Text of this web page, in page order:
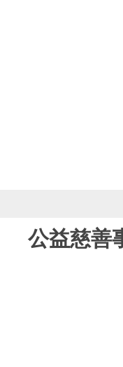
公益慈善